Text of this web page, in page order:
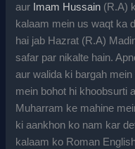
aur Imam Hussain (R.A)
kalaam mein us waqt ka
hai jab Hazrat (R.A)
safar par nikalte hain.
aur walida ki bargah
mein bohot hi khoobsurti
Muharram ke mahine
ki aankhon ko nam kar
kalaam ko Roman